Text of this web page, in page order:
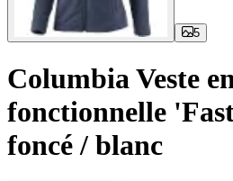
5
Columbia Veste
fonctionnelle
foncé / blanc